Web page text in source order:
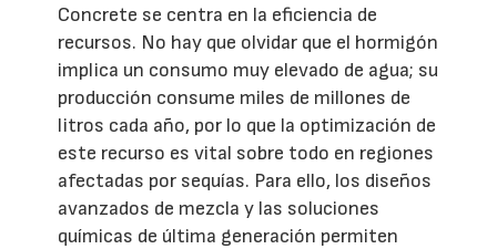
Concrete se centra en la eficiencia de
recursos. No hay que olvidar que el hormigón
implica un consumo muy elevado de agua; su
producción consume miles de millones de
litros cada año, por lo que la optimización de
este recurso es vital sobre todo en regiones
afectadas por sequías. Para ello, los diseños
avanzados de mezcla y las soluciones
químicas de última generación permiten